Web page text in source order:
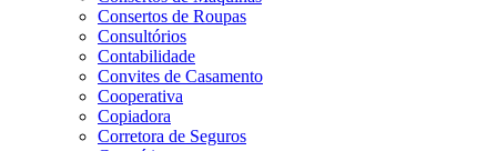
Consertos de Roupas
Consultórios
Contabilidade
Convites de Casamento
Cooperativa
Copiadora
Corretora de Seguros